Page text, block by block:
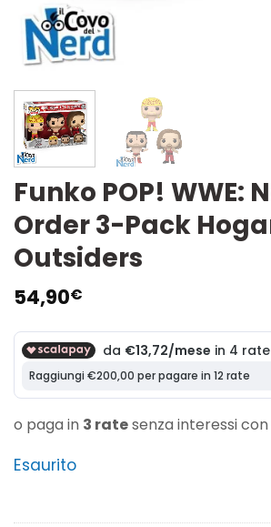
Funko POP! WWE:
Order 3-Pack
Outsiders
54,90€
o paga in 3 ratesenza interessi con
Esaurito